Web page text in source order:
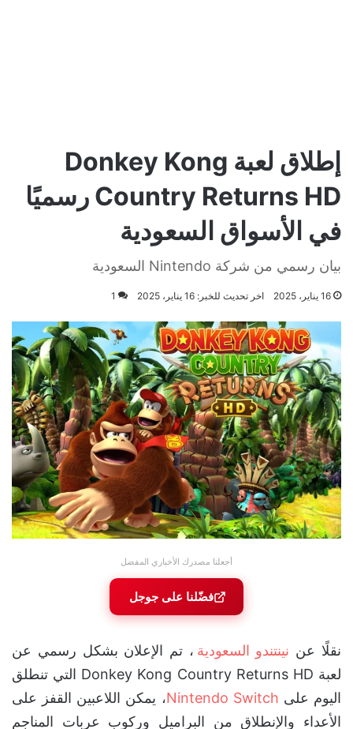
إطلاق لعبة Donkey Kong
Country Returns HD رسميًا
في الأسواق السعودية
بيان رسمي من شركة Nintendo السعودية
16 يناير، 2025 اخر تحديث للخبر: 16 يناير، 2025 1
أجعلنا مصدرك الأخباري المفضل
فضّلنا على جوجل
نقلًا عن نينتندو السعودية ، تم الإعلان بشكل رسمي عن
لعبة Donkey Kong Country Returns HD التي تنطلق
اليوم على Nintendo Switch، يمكن اللاعبين القفز على
الأعداء والإنطلاق من البراميل وركوب عربات المناجم